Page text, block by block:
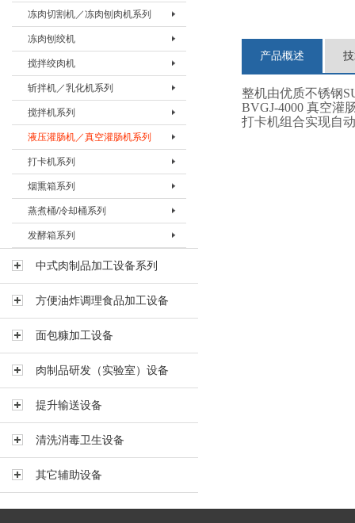
盐水注射机BZSJ-52
盐水注射机 BZSJ-30H
真空滚揉机BVRJ-40
真空滚揉机BVRJ-150
真空滚揉机BVRJ-280
真空滚揉机BVRJ-350
真空滚揉机BVRJ-500
真空滚揉机BVRJ-750
真空滚揉机BVRJ-1000
真空滚揉机BVRJ-1500
真空滚揉机BVRJ-3000
嫩化机BNHJ-III
绞肉机BJRJ-98A
绞肉机BJRJ-98B
绞肉机BJRJ-130
绞肉机BJRJ-160A
绞肉机BJRJ-160B
绞肉机BJRJ-200A
冻肉绞肉机BJRJ-200D
斩拌绞肉机BJZJ-40
冻肉切割机／冻肉刨肉机系列
冻肉切割机BDQJ-I
冻肉刨肉机BBRJ-II
冻肉刨绞机
冻肉刨绞机 BBJJ-130
冻肉刨绞机BBJJ-200
搅拌绞肉机
搅拌绞肉机BBJJ-80
搅拌绞肉机BBJJ-180
斩拌机／乳化机系列
斩拌机BZBJ-20
斩拌机BZBJ-40
斩拌机BZBJ-40B
斩拌机BZBJ-80
斩拌机BZBJ-80B
斩拌机BZBJ-130
斩拌机BZBJ-130B
真空斩拌机BZBJ-130V
斩拌机BZBJ-200B
斩拌机BZBJ-330B
搅拌机系列
搅拌机BJBJ-60F
搅拌机BJBJ-150F
搅拌机BJBJ-300D
搅拌机BJBJ-300FS
搅拌机BJBJ-300
搅拌机BJBJ-500
搅拌机BJBJ-750
搅拌机BJBJ-1000
搅拌机BJBJ-1500
真空搅拌机BVBJ-150F
真空搅拌机BVBJ-300FS
真空搅拌机BVBJ-300
真空搅拌机BVBJ-500
液压灌肠机／真空灌肠机系列
液压灌肠机BYGJ-20
真空灌肠机BVGJ-2000
真空灌肠机BVGJ-4000
真空灌肠机BVGJ-6000
打卡机系列
打卡机BDKJ-I
打卡机BDKJ-II-S
打卡机BDKJ-II-C
烟熏箱系列
烟熏箱BYXX-50
烟熏箱BYXX-I
烟熏箱BYXX-II
烟熏箱BYXX-III
蒸煮桶/冷却桶系列
蒸煮桶BZZT-I
蒸煮桶BZZT-II
蒸煮桶BZZT-III
蒸煮桶BZZT-IV-150
蒸煮桶BZZT-IV-300
发酵箱系列
发酵箱
中式肉制品加工设备系列
方便油炸调理食品加工设备
面包糠加工设备
肉制品研发（实验室）设备
提升输送设备
清洗消毒卫生设备
其它辅助设备
产品概述
整机由优质不锈钢
BVGJ-4000 真空灌
打卡机组合实现自